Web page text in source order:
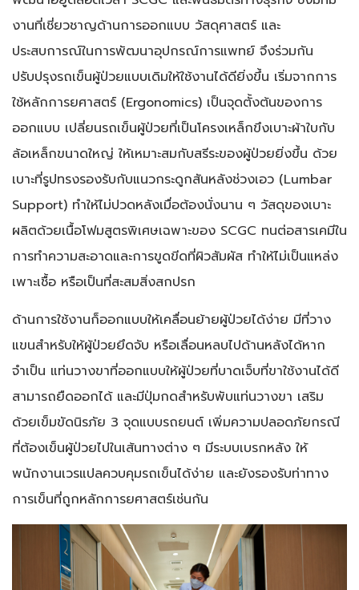
งานที่เชี่ยวชาญด้านการออกแบบ วัสดุศาสตร์ และ
ประสบการณ์ในการพัฒนาอุปกรณ์การแพทย์ จึงร่วมกัน
ปรับปรุงรถเข็นผู้ป่วยแบบเดิมให้ใช้งานได้ดียิ่งขึ้น เริ่มจากการ
ใช้หลักการยศาสตร์ (Ergonomics) เป็นจุดตั้งต้นของการ
ออกแบบ เปลี่ยนรถเข็นผู้ป่วยที่เป็นโครงเหล็กขึงเบาะผ้าใบกับ
ล้อเหล็กขนาดใหญ่ ให้เหมาะสมกับสรีระของผู้ป่วยยิ่งขึ้น ด้วย
เบาะที่รูปทรงรองรับกับแนวกระดูกสันหลังช่วงเอว (Lumbar
Support) ทำให้ไม่ปวดหลังเมื่อต้องนั่งนาน ๆ วัสดุของเบาะ
ผลิตด้วยเนื้อโฟมสูตรพิเศษเฉพาะของ SCGC ทนต่อสารเคมีใน
การทำความสะอาดและการขูดขีดที่ผิวสัมผัส ทำให้ไม่เป็นแหล่ง
เพาะเชื้อ หรือเป็นที่สะสมสิ่งสกปรก
ด้านการใช้งานก็ออกแบบให้เคลื่อนย้ายผู้ป่วยได้ง่าย มีที่วาง
แขนสำหรับให้ผู้ป่วยยึดจับ หรือเลื่อนหลบไปด้านหลังได้หาก
จำเป็น แท่นวางขาที่ออกแบบให้ผู้ป่วยที่บาดเจ็บที่ขาใช้งานได้ดี
สามารถยืดออกได้ และมีปุ่มกดสำหรับพับแท่นวางขา เสริม
ด้วยเข็มขัดนิรภัย 3 จุดแบบรถยนต์ เพิ่มความปลอดภัยกรณี
ที่ต้องเข็นผู้ป่วยไปในเส้นทางต่าง ๆ มีระบบเบรกหลัง ให้
พนักงานเวรแปลควบคุมรถเข็นได้ง่าย และยังรองรับท่าทาง
การเข็นที่ถูกหลักการยศาสตร์เช่นกัน